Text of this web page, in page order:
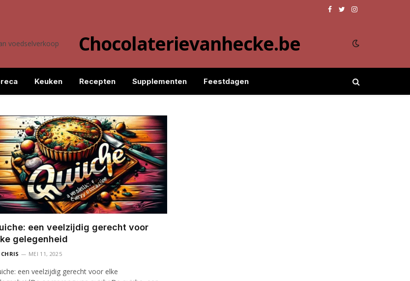
Facebook
TwitterInstagram
voedselverkoop Chocolaterievanhecke.be
Keuken Recepten Supplementen Feestdagen
een veelzijdig gerecht voor
gelegenheid
CHRIS MEI 11, 2025
een veelzijdig gerecht voor elke